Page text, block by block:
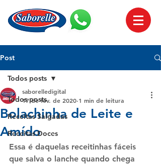
Post
Todos posts
Receitas Salgadas
Receitas Doces
Todos posts
Bolachinha de Leite e
Amído
saborelledigital
17 de fev. de 2020 1 min de leitura
Essa é daquelas receitinhas fáceis
que salva o lanche quando chega